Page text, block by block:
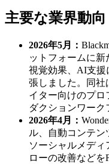
主要な業界動向
2026年5月：
ットフォームに新
視覚効果、AI支援
張しました。同社
イター向けのプロ
ダクションワーク
2026年4月：
ル、自動コンテン
ソーシャルメデ
ローの改善など